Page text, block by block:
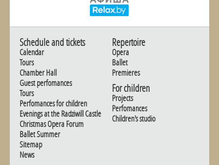
Schedule and tickets
Calendar
Tours
Chamber Hall
Guest perfomances
Tours
Perfomances for children
Evenings at the Radziwill Castle
Christmas Opera Forum
Ballet Summer
Sitemap
News
Repertoire
Opera
Ballet
Premieres
For children
Projects
Perfomances
Children's studio